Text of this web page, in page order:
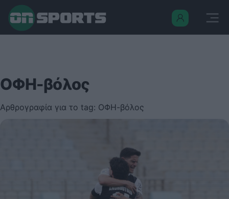
ΟΦΗ-βόλος
Αρθρογραφία για το tag: ΟΦΗ-βόλος